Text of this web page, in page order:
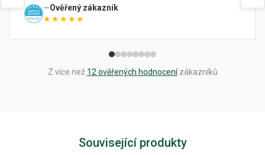
Ověřený zákazník
★★★★★
Z více než 12 ověřených hodnocenízákazníků
Související produkty